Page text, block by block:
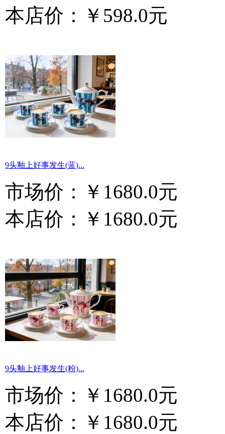
本店价： ￥598.0元
9头釉上好事发生(蓝)...
市场价：
￥1680.0元
本店价：
￥1680.0元
9头釉上好事发生(粉)...
市场价：
￥1680.0元
本店价：
￥1680.0元